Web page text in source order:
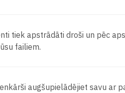
tiek apstrādāti droši un pēc
failiem.
augšupielādējiet savu ar